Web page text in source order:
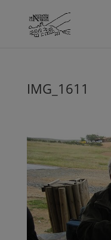
IMG_1611